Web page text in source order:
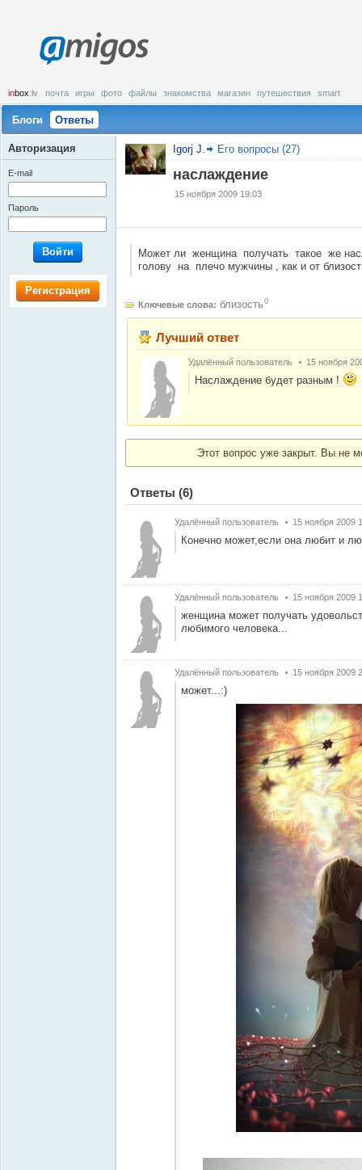
amigos
inbox .lv почта игры фото файлы знакомства магазин путешествия smart
Блоги Ответы
Igorj J. Его вопросы (27)
наслаждение
15 ноября 2009 19:03
Может ли женщина получать такое же
голову на плечо мужчины , как и от
Ключевые слова: близость 0
Лучший ответ
Удалённый пользователь 15 ноября
Наслаждение будет разным !
Этот вопрос уже закрыт. Вы не
Ответы (6)
Удалённый пользователь 15 ноября 2009
Конечно может,если она любит и
Удалённый пользователь 15 ноября 2009
женщина может получать
любимого человека...
Удалённый пользователь 15 ноября 2009
может...:)
Авторизация
E-mail
Пароль
Войти
Регистрация